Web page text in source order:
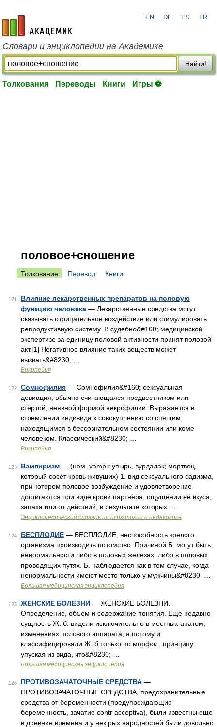
academic.ru
EN DE ES FR
Словари и энциклопедии на Академике
Найти!
Толкования Переводы Книги Игры ⚽
половое+сношение
Толкование Перевод Книги
121
Влияние лекарственных препаратов на половую
функцию человека — Лекарственные средства могут
оказывать отрицательное воздействие или стимулировать
репродуктивную систему. В судебно&#160; медицинской
экспертизе за единицу половой активности принят половой
акт.[1] Негативное влияние таких веществ может
вызвать&#8230; …
Википедия
122 Сомнофилия — Сомнофилия&#160; cексуальная
девиация, обычно считающаяся предвестником или
стёртой, неявной формой некрофилии. Выражается в
стремлении индивида к совокуплению со спящим,
находящимся в бессознательном состоянии или коме
человеком. Классический&#8230; …
Википедия
123 Вампиризм — (нем. vampir упырь, вурдалак; мертвец,
который сосёт кровь живущих) 1. вид сексуального садизма,
при котором половое возбуждение и удовлетворение
достигаются при виде крови партнёра, ощущении её вкуса,
запаха или от действий, в результате которых …
Энциклопедический словарь по психологии и педагогике
124 БЕСПЛОДИЕ — БЕСПЛОДИЕ, неспособность зрелого
организма производить потомство. Причиной Б. могут быть
ненормальности либо в половых железах, либо в половых
проводящих путях. Б. наблюдается как в том случае, когда
ненормальности имеют место только у мужчины&#8230; …
Большая медицинская энциклопедия
125 ЖЕНСКИЕ БОЛЕЗНИ — ЖЕНСКИЕ БОЛЕЗНИ.
Определение, объем и содержание понятия. Еще недавно
сущность Ж. б. видели исключительно в местных анатом,
изменениях полового аппарата, а потому и
классифицировали Ж. б.только по морфол. принципу,
упуская из вида, что&#8230; …
Большая медицинская энциклопедия
126 ПРОТИВОЗАЧАТОЧНЫЕ СРЕДСТВА —
ПРОТИВОЗАЧАТОЧНЫЕ СРЕДСТВА, предохранительные
средства от беременности (предупреждающие
беременность, зачатие contr acceptiva), были известны еще
в древние времена и у нек рых народностей были довольно